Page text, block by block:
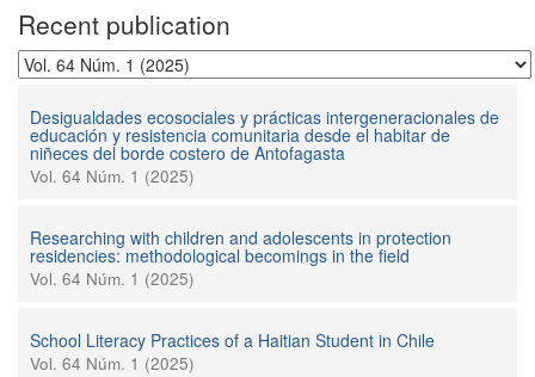
Recent publication
Desigualdades ecosociales y prácticas intergeneracionales de
educación y resistencia comunitaria desde el habitar de
niñeces del borde costero de Antofagasta
Vol. 64 Núm. 1 (2025)
Researching with children and adolescents in protection
residencies: methodological becomings in the field
Vol. 64 Núm. 1 (2025)
School Literacy Practices of a Haitian Student in Chile
Vol. 64 Núm. 1 (2025)